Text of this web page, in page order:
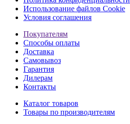
Использование файлов Cookie
Условия соглашения
Покупателям
Способы оплаты
Доставка
Самовывоз
Гарантия
Дилерам
Контакты
Каталог товаров
Товары по производителям